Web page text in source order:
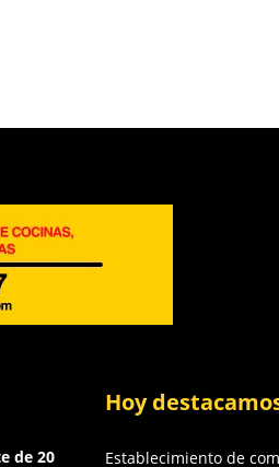
de 20
Hoy
Establecimiento de